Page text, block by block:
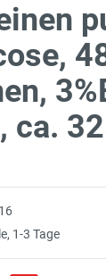
ca.
1-3 Tage